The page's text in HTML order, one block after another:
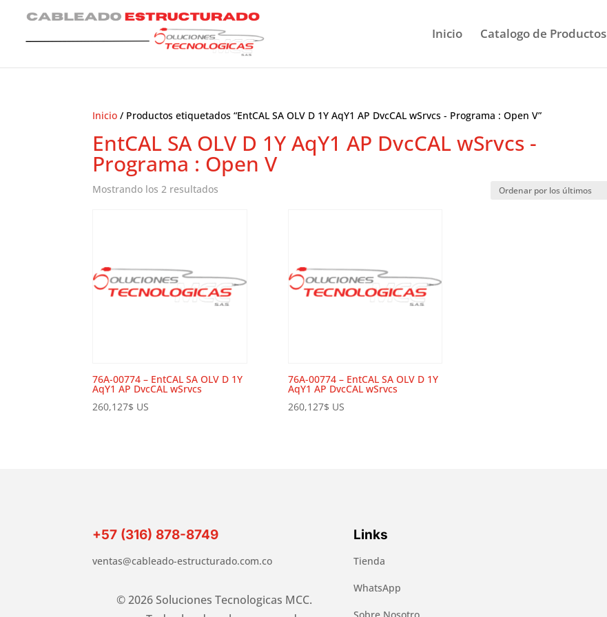
Inicio Catalogo de Productos
Inicio / Productos etiquetados “EntCAL SA OLV D 1Y AqY1 AP DvcCAL wSrvcs - Programa : Open V”
EntCAL SA OLV D 1Y AqY1 AP DvcCAL wSrvcs -
Programa : Open V
Mostrando los 2 resultados
76A-00774 – EntCAL SA OLV D 1Y
AqY1 AP DvcCAL wSrvcs
260,127$ US
76A-00774 – EntCAL SA OLV D 1Y
AqY1 AP DvcCAL wSrvcs
260,127$ US
+57 (316) 878-8749
ventas@cableado-estructurado.com.co
© 2026 Soluciones Tecnologicas MCC.
Links
Tienda
WhatsApp